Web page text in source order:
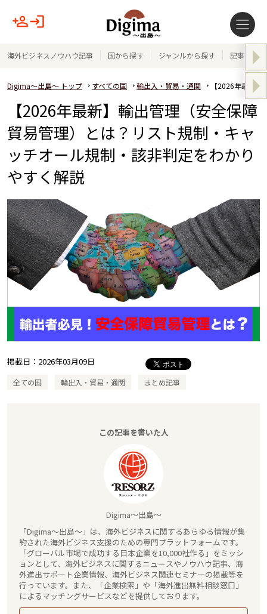
海外ビジネスノウハウ記事 国から探す ジャンルから探す 記事テー
Digima～出島～ トップ すべての国 輸出入・貿易・通関 【2026年最新
【2026年最新】輸出管理（安全保障
貿易管理）とは？リスト規制・キャ
ッチオール規制・該非判定をわかり
やすく解説
掲載日： 2026年03月09日
全ての国 輸出入・貿易・通関 まとめ記事
この記事を書いた人
Digima～出島～
「Digima～出島～」は、海外ビジネスに関するあらゆる情報が集
約された海外ビジネス支援のための専門プラットフォームです。
「グローバル市場で成功する日本企業を10,000社作る」をミッシ
ョンとして、海外ビジネスに関するニュースやノウハウ記事、海
外進出サポート企業情報、海外ビジネス関連セミナーの掲載等を
行っています。また、「企業検索」や「海外進出無料相談窓口」
によるマッチングサービスなどを提供しております。